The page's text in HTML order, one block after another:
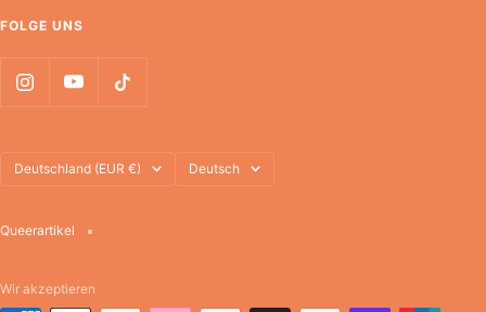
FOLGE UNS
Land/Region
Deutschland (EUR €) Sprache
Deutsch
Queerartikel
Wir akzeptieren